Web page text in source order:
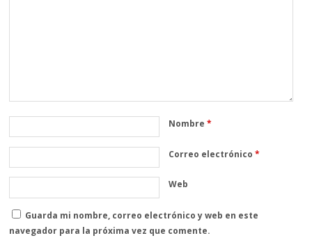
Nombre*
Correo electrónico*
Web
Guarda mi nombre, correo electrónico y web en este
navegador para la próxima vez que comente.